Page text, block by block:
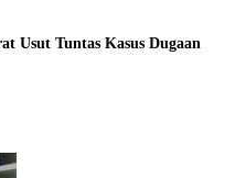
Usut Tuntas Kasus Dugaan